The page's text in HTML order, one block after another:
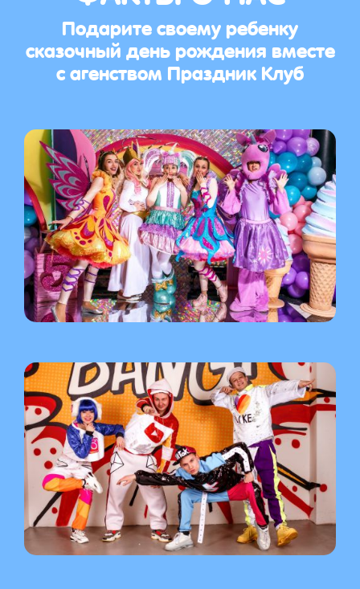
Подарите своему ребенку
сказочный день рождения вместе
с агенством Праздник Клуб